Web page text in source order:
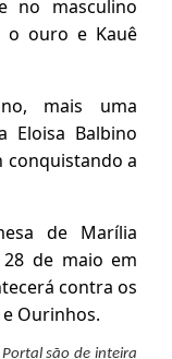
no masculino
o ouro e Kauê
mais uma
Eloisa Balbino
conquistando a
de Marília
de maio em
contra os
Ourinhos.
são de inteira